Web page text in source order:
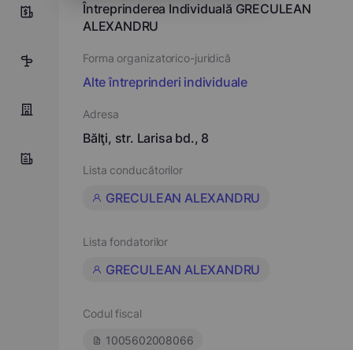
0
5
Întreprinderea Individuală GRECULEAN
ALEXANDRU
Forma organizatorico-juridică
Alte întreprinderi individuale
Adresa
Bălţi, str. Larisa bd., 8
Lista conducătorilor
GRECULEAN ALEXANDRU
Lista fondatorilor
GRECULEAN ALEXANDRU
Codul fiscal
1005602008066